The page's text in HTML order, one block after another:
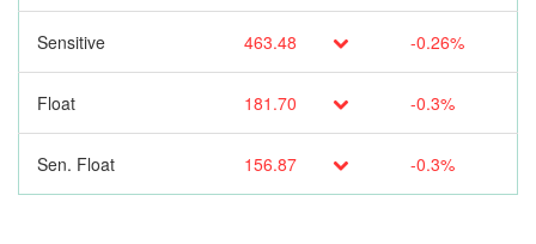
Sensitive 463.48 -0.26%
Float 181.70 -0.3%
Sen. Float 156.87 -0.3%